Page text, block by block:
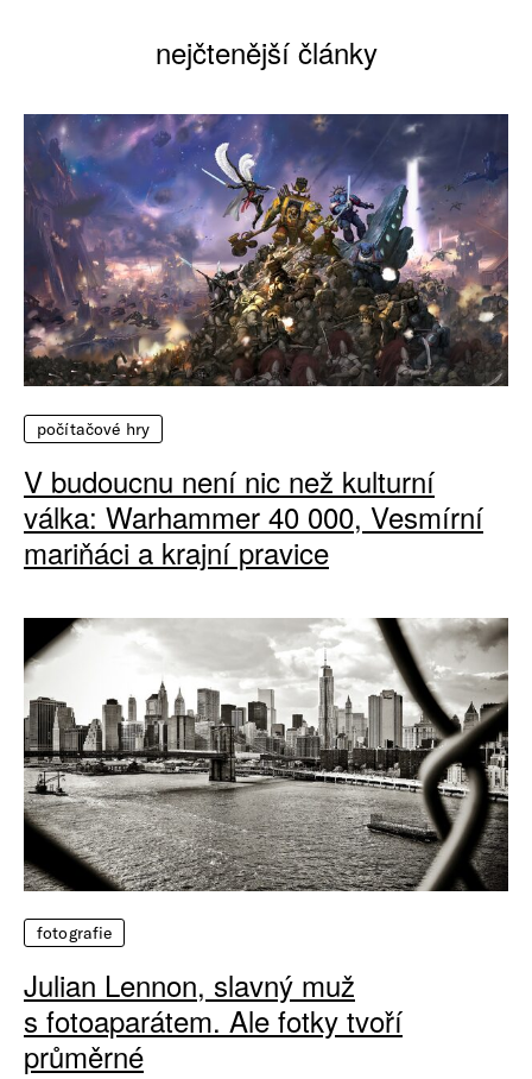
nejčtenější články
počítačové hry
V budoucnu není nic než kulturní
válka: Warhammer 40 000, Vesmírní
mariňáci a krajní pravice
fotografie
Julian Lennon, slavný muž
s fotoaparátem. Ale fotky tvoří
průměrné